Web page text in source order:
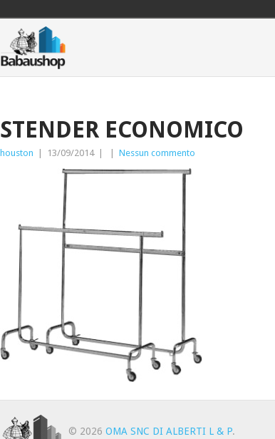
STENDER ECONOMICO
houston 13/09/2014 Nessun commento
© 2026 OMA SNC DI ALBERTI L & P.